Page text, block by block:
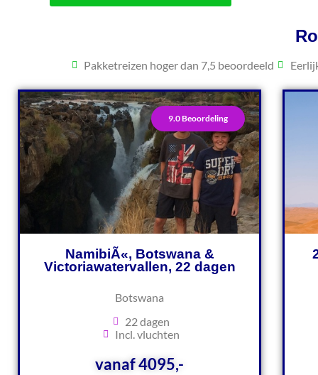
Pakketreizen hoger dan 7,5 beoordeeld
9.0 Beoordeling
NamibiÃ«, Botswana &
Victoriawatervallen, 22 dagen
Botswana
22 dagen
Incl. vluchten
vanaf 4095,-